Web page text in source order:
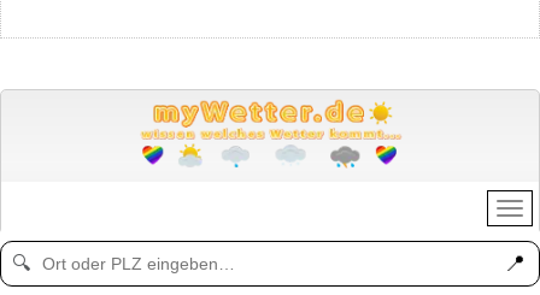
🔍 📍